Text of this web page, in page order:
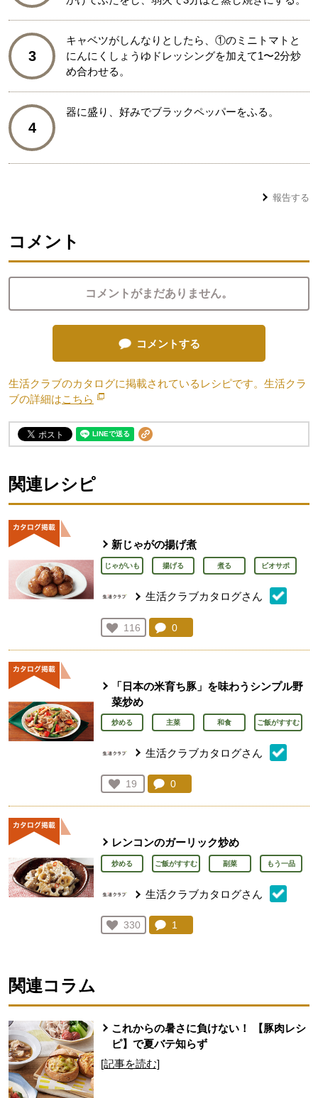
3
キャベツがしんなりとしたら、①のミニトマトと
にんにくしょうゆドレッシングを加えて1〜2分炒
め合わせる。
4
器に盛り、好みでブラックペッパーをふる。
報告する
コメント
コメントがまだありません。
コメントする
生活クラブのカタログに掲載されているレシピです。生活クラ
ブの詳細はこちら 別のウィンドウで開きます。
関連レシピ
新じゃがの揚げ煮
じゃがいも 揚げる 煮る ビオサポ
生活クラブカタログさん
お気に入り登録：
116
人が登録
コメント：
0
「日本の米育ち豚」を味わうシンプル野
菜炒め
炒める 主菜 和食 ご飯がすすむ
生活クラブカタログさん
お気に入り登録：
19
人が登録
コメント：
0
レンコンのガーリック炒め
炒める ご飯がすすむ 副菜 もう一品
生活クラブカタログさん
お気に入り登録：
330
人が登録
コメント：
1
関連コラム
これからの暑さに負けない！ 【豚肉レシ
ピ】で夏バテ知らず
[記事を読む]